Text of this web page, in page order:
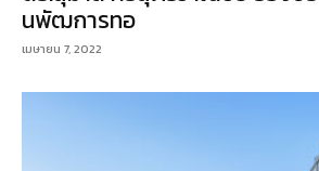
นพัฒการทอ
เมษายน 7, 2022